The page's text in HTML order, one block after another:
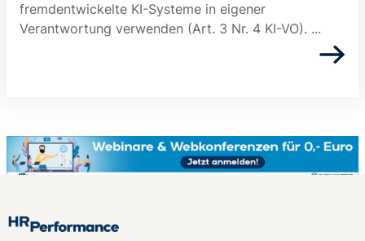
fremdentwickelte KI-Systeme in eigener
Verantwortung verwenden (Art. 3 Nr. 4 KI-VO). ...